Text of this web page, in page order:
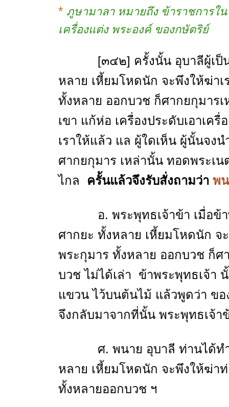
* ภูษามาลา หมายถึง ข้าราชการใ
เครื่องแต่ง พระองค์ ของกษัตริย์
[๓๔๒] ครั้งนั้น อุบาลีผู้เป็นภู
หลาย เหี้ยมโหดนัก จะพึงให้ฆ่าเ
ทั้งหลาย ออกบวช ก็ศากยกุมารเ
เขา แก้ห่อ เครื่องประดับเอาเ
เราให้แล้ว แล ผู้ใดเห็น ผู้นั้นจง
ศากยกุมาร เหล่านั้น ทอดพระเ
ไกล ครั้นแล้วจึงรับสั่งถามว่า พ
อ. พระพุทธเจ้าข้า เมื่อข้าพ
ศากยะ ทั้งหลาย เหี้ยมโหดนัก จ
พระกุมาร ทั้งหลาย ออกบวช ก็ศ
บวช ไม่ได้เล่า ข้าพระพุทธเจ้า
แขวน ไว้บนต้นไม้ แล้วพูดว่า ขอ
จึงกลับมาจากที่นั้น พระพุทธเจ้า
ศ. พนาย อุบาลี ท่านได้ทำถูก
หลาย เหี้ยมโหดนัก จะพึงให้ฆ่า
ทั้งหลายออกบวช ฯ